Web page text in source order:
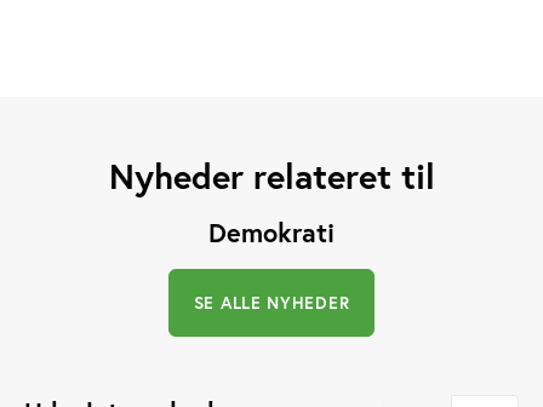
Nyheder relateret til
Demokrati
SE ALLE NYHEDER